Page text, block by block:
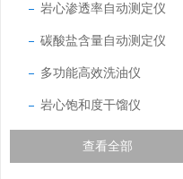
岩心渗透率自动测定仪
碳酸盐含量自动测定仪
多功能高效洗油仪
岩心饱和度干馏仪
查看全部